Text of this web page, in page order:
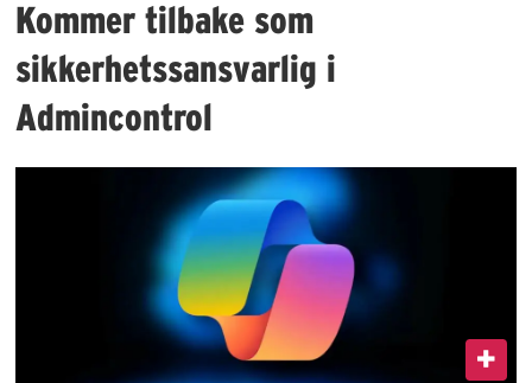
Kommer tilbake som
sikkerhetssansvarlig i
Admincontrol